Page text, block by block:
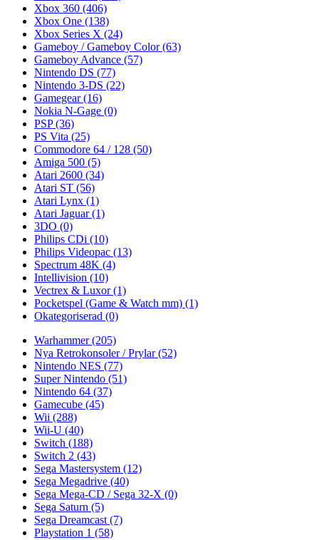
Xbox 360 (406)
Xbox One (138)
Xbox Series X (24)
Gameboy / Gameboy Color(63)
Gameboy Advance (57)
Nintendo DS (77)
Nintendo 3-DS (22)
Gamegear(16)
Nokia N-Gage (0)
PSP(36)
PS Vita (25)
Commodore 64 / 128 (50)
Amiga 500 (5)
Atari 2600 (34)
Atari ST (56)
Atari Lynx (1)
Atari Jaguar(1)
3DO (0)
Philips CDi (10)
Philips Videopac (13)
Spectrum 48K (4)
Intellivision (10)
Vectrex & Luxor(1)
Pocketspel (Game & Watch mm) (1)
Okategoriserad (0)
Warhammer(205)
Nya Retrokonsoler / Prylar(52)
Nintendo NES (77)
Super Nintendo (51)
Nintendo 64 (37)
Gamecube (45)
Wii (288)
Wii-U (40)
Switch (188)
Switch 2 (43)
Sega Mastersystem (12)
Sega Megadrive (40)
Sega Mega-CD / Sega 32-X (0)
Sega Saturn (5)
Sega Dreamcast (7)
Playstation 1 (58)